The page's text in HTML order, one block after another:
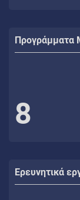
Προγράμματα
8
Ερευνητικά